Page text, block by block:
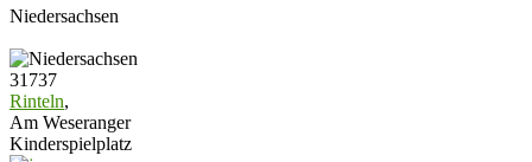
Niedersachsen
31737
Rinteln,
Am Weseranger
Kinderspielplatz